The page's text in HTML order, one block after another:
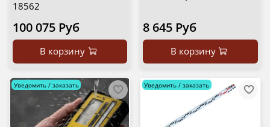
18562
100 075 Руб
В корзину
8 645 Руб
В корзину
Уведомить / заказать Уведомить / заказать